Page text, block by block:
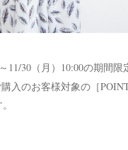
11/30（月）10:00の期間限
入のお客様対象の［